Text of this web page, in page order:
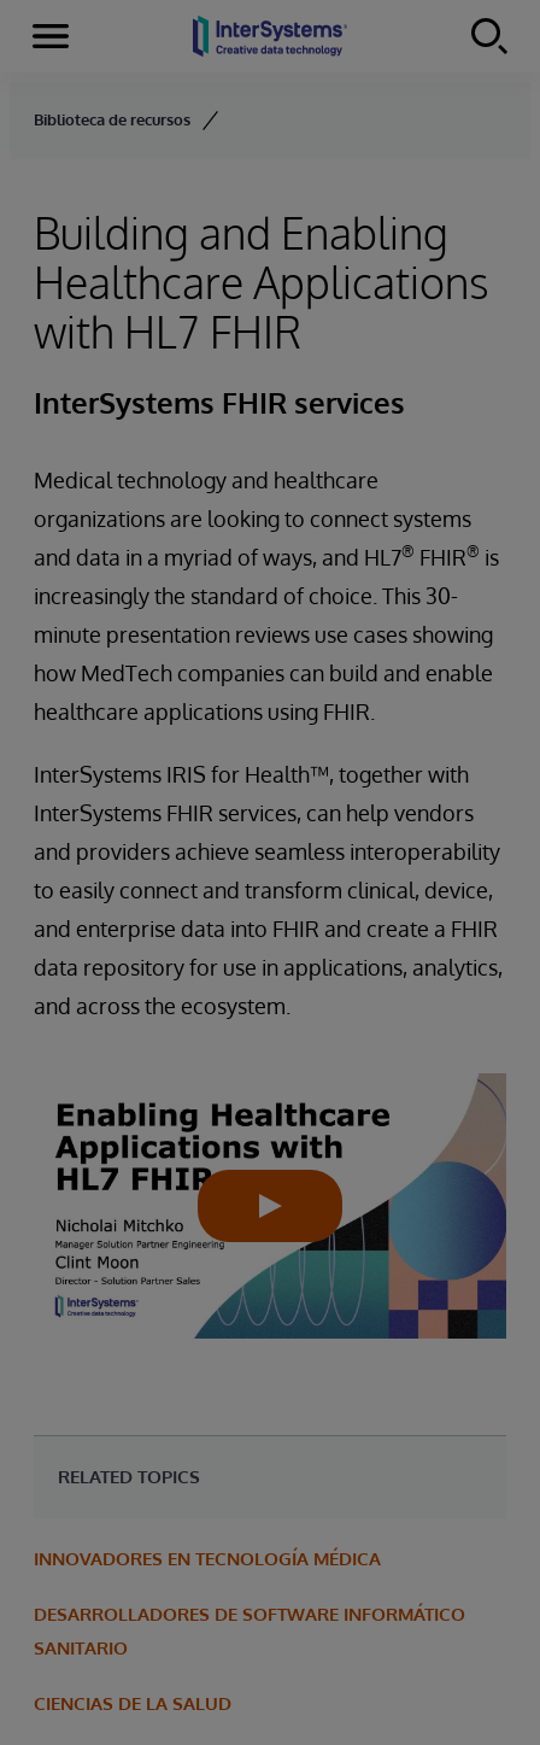
Skip to content
Secciones
Biblioteca de recursos
Building and Enabling
Healthcare Applications
with HL7 FHIR
InterSystems FHIR services
Medical technology and healthcare
organizations are looking to connect systems
and data in a myriad of ways, and HL7® FHIR® is
increasingly the standard of choice. This 30-
minute presentation reviews use cases showing
how MedTech companies can build and enable
healthcare applications using FHIR.
InterSystems IRIS for Health™, together with
InterSystems FHIR services, can help vendors
and providers achieve seamless interoperability
to easily connect and transform clinical, device,
and enterprise data into FHIR and create a FHIR
data repository for use in applications, analytics,
and across the ecosystem.
RELATED TOPICS
INNOVADORES EN TECNOLOGÍA MÉDICA
DESARROLLADORES DE SOFTWARE INFORMÁTICO
SANITARIO
CIENCIAS DE LA SALUD